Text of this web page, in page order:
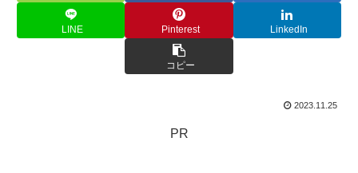
LINE Pinterest LinkedIn
コピー
2023.11.25
PR